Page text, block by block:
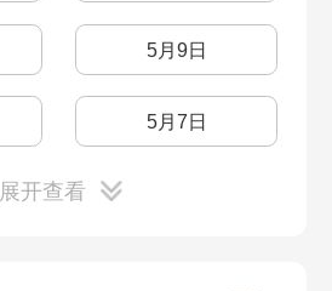
5月9日
5月7日
展开查看